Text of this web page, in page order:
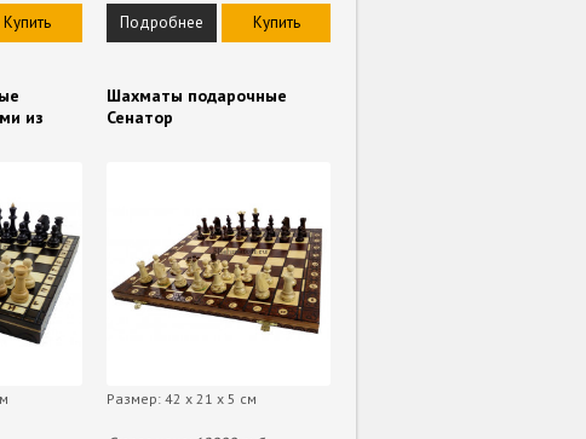
Купить Подробнее Купить
из
Шахматы подарочные
Сенатор
Размер: 42 х 21 х 5 см